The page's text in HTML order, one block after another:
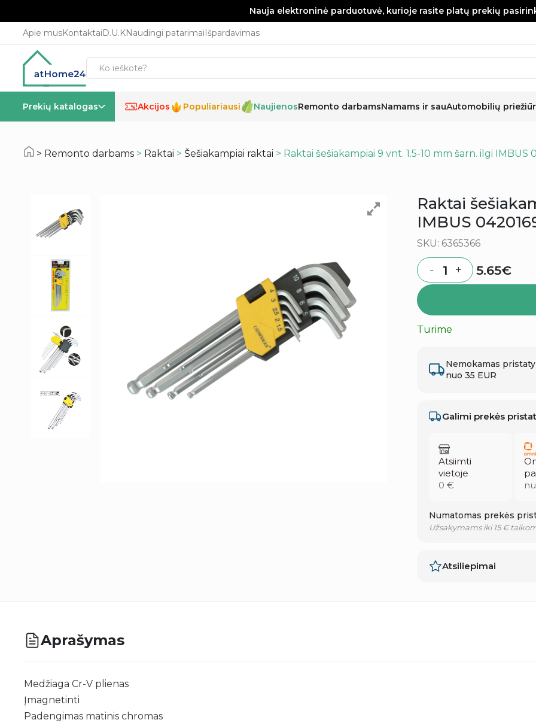
Nauja elektroninė parduotuvė, kurioje rasite platų prekių
Apie musKontaktaiD.U.KNaudingi patarimaiIšpardavimas
Prekių katalogas % Akcijos Populiariausi NaujienosRemonto darbamsNamams ir sauAutomobilių
Remonto darbams > Raktai > Šešiakampiai raktai > Raktai šešiakampiai 9 vnt. 1.5-10 mm šarn. ilgi IMBUS
Raktai
IMBUS
SKU: 6365366
Quantity
- + 5.65€
Turime
Nemokamas
nuo 35 EUR
Galimi prekės
Atsiimti
vietoje
0 €
Numatomas prekės
Užsakymams iki 15 €
Atsiliepimai
Aprašymas
Medžiaga Cr-V plienas
Įmagnetinti
Padengimas matinis chromas